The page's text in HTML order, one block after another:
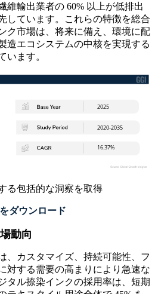
維輸出業者の 60% 以上が低排出
しています。これらの特徴を総合
ク市場は、将来に備え、環境に配
造エコシステムの中核を実現する
います。
る包括的な洞察を取得
ダウンロード
動向
、カスタマイズ、持続可能性、フ
対する需要の高まりにより急速な
タル捺染インクの採用率は、短期